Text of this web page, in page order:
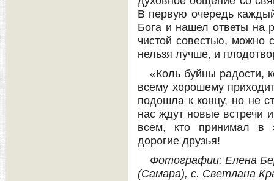
В первую очередь
Бога и нашел ответы на
чистой совестью, можно
нельзя лучше, и
«Коль буйны радости,
всему хорошему
подошла к концу, но не
нас ждут новые встречи
всем, кто принимал в
дорогие друзья!
Фотографии: Елена
(Самара), с. Светлана